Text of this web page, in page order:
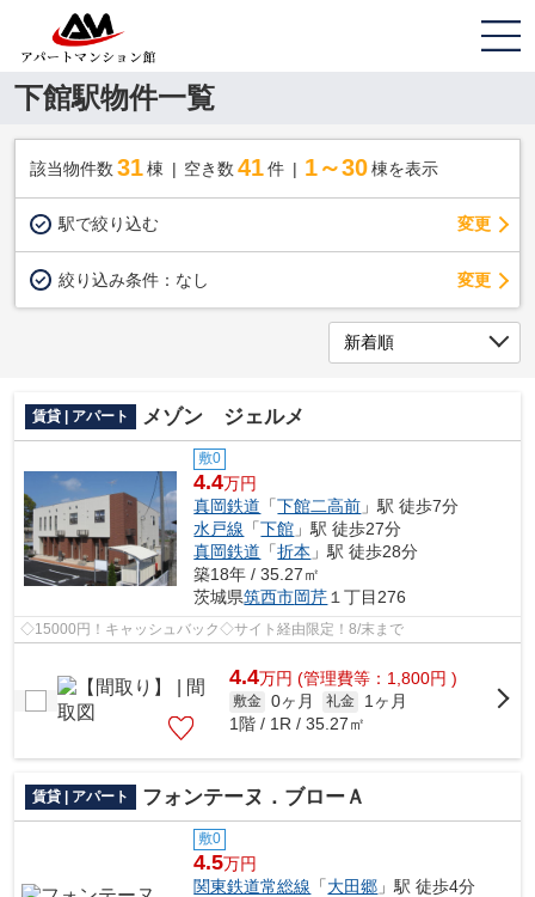
下館駅物件一覧
該当物件数 31棟 空き数 41 件 1～30 棟を表示
駅で絞り込む 変更
絞り込み条件： なし 変更
賃貸 | アパート メゾン ジェルメ
敷0
4.4万円
真岡鉄道 「下館二高前 」駅 徒歩7分
水戸線 「下館 」駅 徒歩27分
真岡鉄道 「折本 」駅 徒歩28分
築18年 / 35.27㎡
茨城県筑西市岡芹 １丁目276
◇15000円！キャッシュバック◇サイト経由限定！8/末まで
4.4万円 (管理費等：1,800円 )
敷金 0ヶ月 礼金
1ヶ月
1階 / 1R / 35.27㎡
賃貸 | アパート フォンテーヌ．ブローＡ
敷0
4.5万円
関東鉄道常総線 「大田郷 」駅 徒歩4分